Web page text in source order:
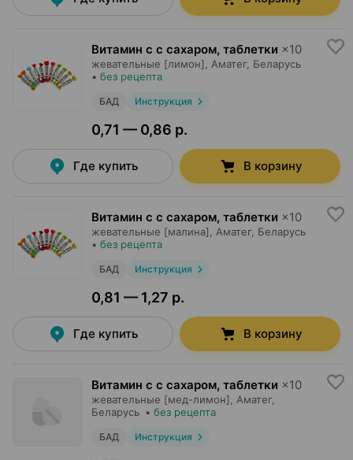
Витамин c с сахаром, таблетки ×10
жевательные [лимон], Аматег, Беларусь
• без рецепта
БАД Инструкция
0,71 — 0,86 р.
Где купить В корзину
Витамин c с сахаром, таблетки ×10
жевательные [малина], Аматег, Беларусь
• без рецепта
БАД Инструкция
0,81 — 1,27 р.
Где купить В корзину
Витамин c с сахаром, таблетки ×10
жевательные [мед-лимон], Аматег,
Беларусь • без рецепта
БАД Инструкция